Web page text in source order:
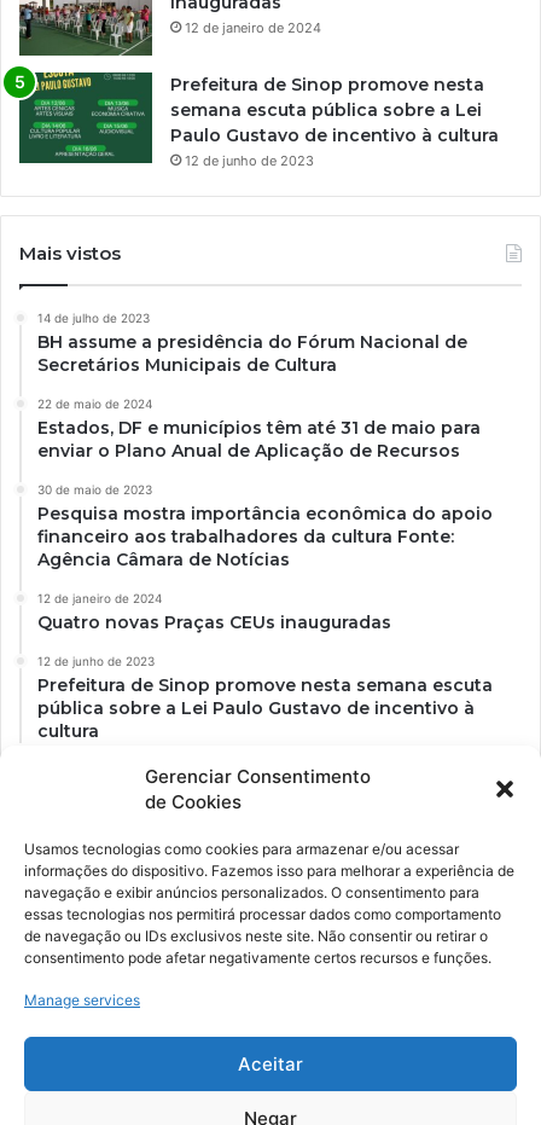
Gerenciar Consentimento
de Cookies
Usamos tecnologias como cookies para armazenar e/ou acessar
informações do dispositivo. Fazemos isso para melhorar a experiência de
navegação e exibir anúncios personalizados. O consentimento para
essas tecnologias nos permitirá processar dados como comportamento
de navegação ou IDs exclusivos neste site. Não consentir ou retirar o
consentimento pode afetar negativamente certos recursos e funções.
Manage services
Aceitar
Negar
12 de janeiro de 2024
Prefeitura de Sinop promove nesta
semana escuta pública sobre a Lei
Paulo Gustavo de incentivo à cultura
12 de junho de 2023
Mais vistos
14 de julho de 2023
BH assume a presidência do Fórum Nacional de
Secretários Municipais de Cultura
22 de maio de 2024
Estados, DF e municípios têm até 31 de maio para
enviar o Plano Anual de Aplicação de Recursos
30 de maio de 2023
Pesquisa mostra importância econômica do apoio
financeiro aos trabalhadores da cultura Fonte:
Agência Câmara de Notícias
12 de janeiro de 2024
Quatro novas Praças CEUs inauguradas
12 de junho de 2023
Prefeitura de Sinop promove nesta semana escuta
pública sobre a Lei Paulo Gustavo de incentivo à
cultura
Ockara é uma plataforma multicultural e criativa. Nossa proposta é
oferecer o máximo de ferramentas para realizadores e
YouTube